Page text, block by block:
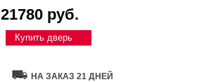
21780 руб.
Купить дверь
НА ЗАКАЗ 21 ДНЕЙ